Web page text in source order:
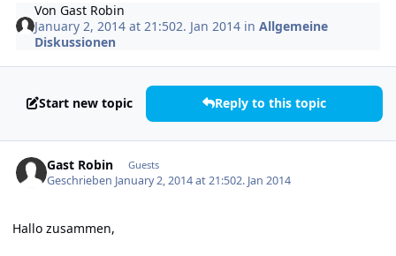
VonGast Robin
January 2, 2014 at 21:502. Jan 2014 inAllgemeine
Diskussionen
Start new topic Reply to this topic
Gast Robin Guests
Geschrieben January 2, 2014 at 21:502. Jan 2014
Hallo zusammen,